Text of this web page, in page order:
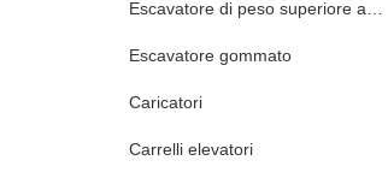
Escavatore gommato
Caricatori
Carrelli elevatori